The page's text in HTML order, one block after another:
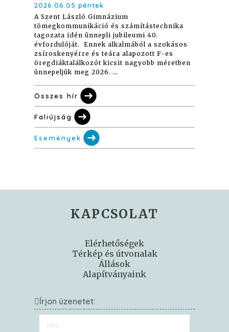
2026.06.05 péntek
A Szent László Gimnázium
tömegkommunikáció és számítástechnika
tagozata idén ünnepli jubileumi 40.
évfordulóját. Ennek alkalmából a szokásos
zsíroskenyérre és teára alapozott F-es
öregdiáktalálkozót kicsit nagyobb méretben
ünnepeljük meg 2026. …
Összes hír
Faliújság
Események
KAPCSOLAT
Elérhetőségek
Térkép és útvonalak
Állások
Alapítványaink
Írjon üzenetet: